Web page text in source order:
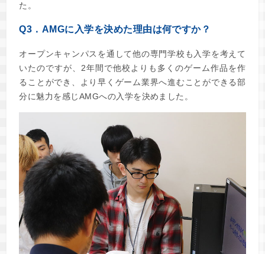
た。
Q3．AMGに入学を決めた理由は何ですか？
オープンキャンパスを通して他の専門学校も入学を考えて
いたのですが、2年間で他校よりも多くのゲーム作品を作
ることができ、より早くゲーム業界へ進むことができる部
分に魅力を感じAMGへの入学を決めました。